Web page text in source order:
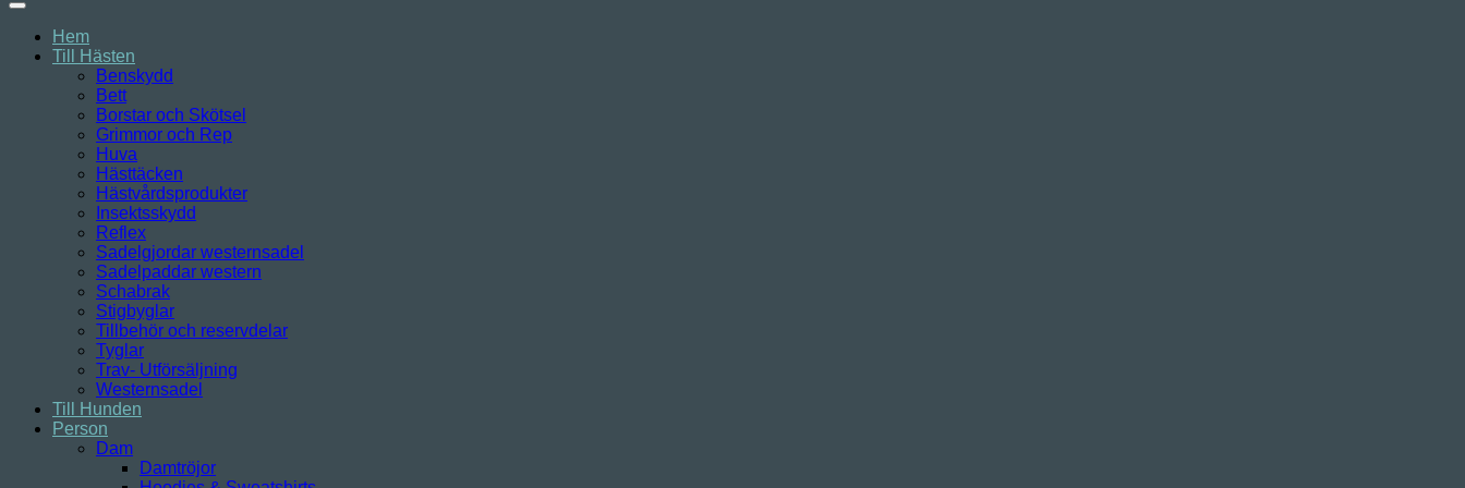
Hem
Till Hästen
Benskydd
Bett
Borstar och Skötsel
Grimmor och Rep
Huva
Hästtäcken
Hästvårdsprodukter
Insektsskydd
Reflex
Sadelgjordar westernsadel
Sadelpaddar western
Schabrak
Stigbyglar
Tillbehör och reservdelar
Tyglar
Trav- Utförsäljning
Westernsadel
Till Hunden
Person
Dam
Damtröjor